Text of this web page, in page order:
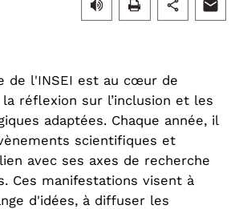
de l'INSEI est au cœur de
réflexion sur l’inclusion et les
adaptées. Chaque année, il
scientifiques et
avec ses axes de recherche
Ces manifestations visent à
d'idées, à diffuser les